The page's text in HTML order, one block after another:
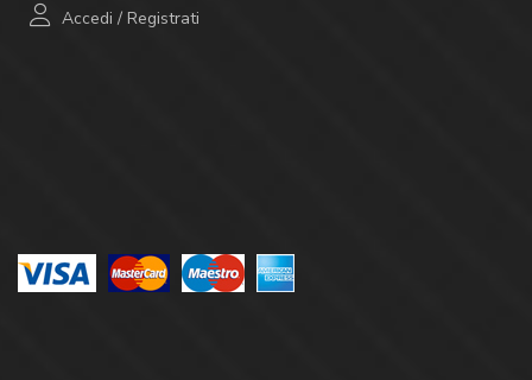
Accedi / Registrati